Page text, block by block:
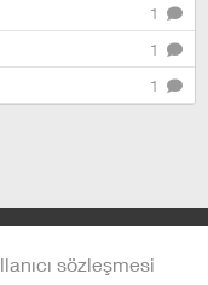
1
1
1
sözleşmesi